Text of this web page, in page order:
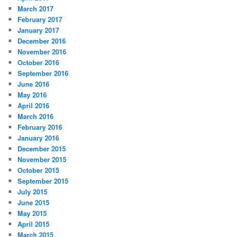
March 2017
February 2017
January 2017
December 2016
November 2016
October 2016
September 2016
June 2016
May 2016
April 2016
March 2016
February 2016
January 2016
December 2015
November 2015
October 2015
September 2015
July 2015
June 2015
May 2015
April 2015
March 2015